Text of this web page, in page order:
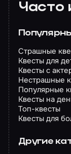
Часто
Страшные
Квесты для
Квесты с
Нестрашные
Популярные
Квесты на
Топ-квесты
Квесты для
Другие